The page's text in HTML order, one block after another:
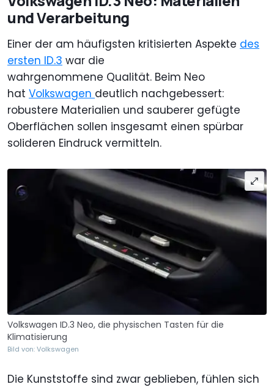
und Verarbeitung
Einer der am häufigsten kritisierten Aspekte des
ersten ID.3 war die
wahrgenommene Qualität. Beim Neo
hat Volkswagen deutlich nachgebessert:
robustere Materialien und sauberer gefügte
Oberflächen sollen insgesamt einen spürbar
solideren Eindruck vermitteln.
Volkswagen ID.3 Neo, die physischen Tasten für die
Klimatisierung
Bild von: Volkswagen
Die Kunststoffe sind zwar geblieben, fühlen sich